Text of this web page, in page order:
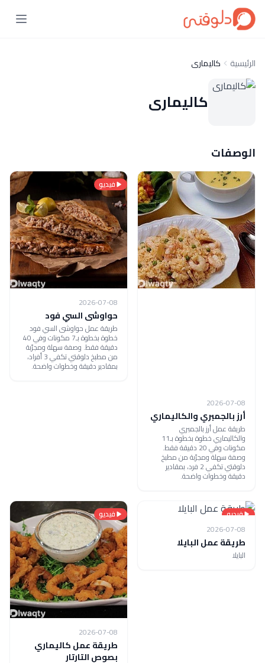
الرئيسية كاليمارى
كاليمارى
الوصفات
2026-07-08
أرز بالجمبري والكاليماري
طريقة عمل أرز بالجمبري
والكاليماري خطوة بخطوة بـ11
مكونات وفي 20 دقيقة فقط.
وصفة سهلة ومجرّبة من مطبخ
دلوقتي تكفي 2 فرد، بمقادير
دقيقة وخطوات واضحة.
فيديو
2026-07-08
حواوشى السي فود
طريقة عمل حواوشى السي فود
خطوة بخطوة بـ7 مكونات وفي 40
دقيقة فقط. وصفة سهلة ومجرّبة
من مطبخ دلوقتي تكفي 3 أفراد،
بمقادير دقيقة وخطوات واضحة.
فيديو
2026-07-08
طريقة عمل البايلا
البايلا
فيديو
2026-07-08
طريقة عمل كاليماري
بصوص التارتار